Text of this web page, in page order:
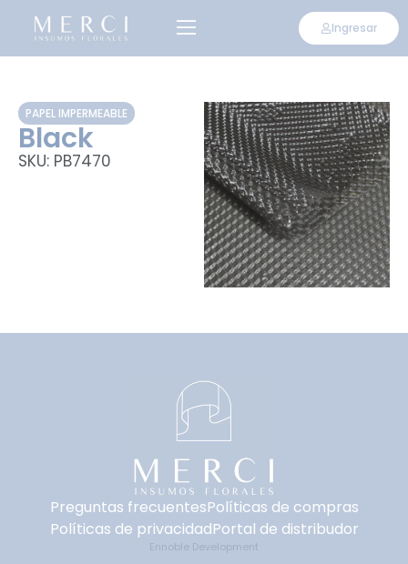
Ingresar
PAPEL IMPERMEABLE
Black
SKU: PB7470
Preguntas frecuentesPolíticas de compras
Políticas de privacidadPortal de distribudor
Ennoble Development